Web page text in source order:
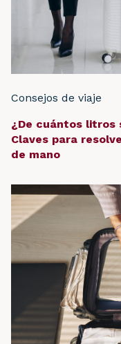
Consejos de viaje
¿De cuántos litros
Claves para
de mano